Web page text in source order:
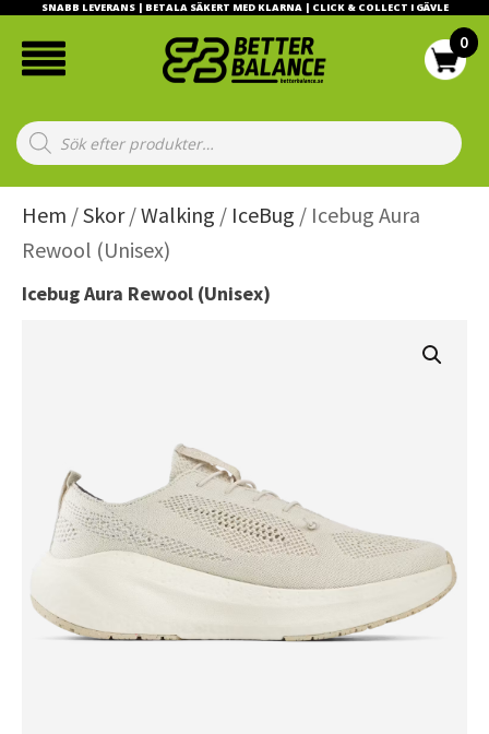
SNABB LEVERANS | BETALA SÄKERT MED KLARNA | CLICK & COLLECT I GÄVLE
Products
search
Hem /Skor/Walking / IceBug / Icebug Aura
Rewool (Unisex)
Icebug Aura Rewool (Unisex)